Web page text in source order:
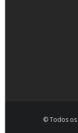
© Todos os